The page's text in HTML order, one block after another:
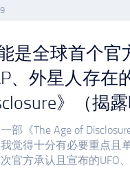
是全球首个官
、外星人存在
》（揭露
部《The Age of
觉得十分有必要重点且
官方承认且宣布的UFO